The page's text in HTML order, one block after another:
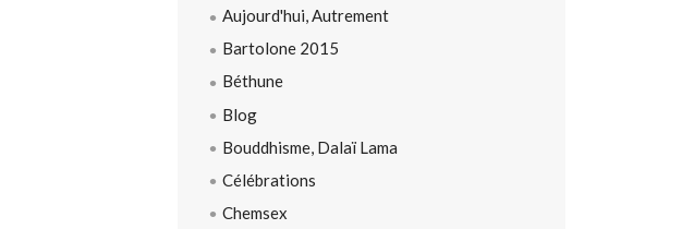
Aujourd'hui, Autrement
Bartolone 2015
Béthune
Blog
Bouddhisme, Dalaï Lama
Célébrations
Chemsex